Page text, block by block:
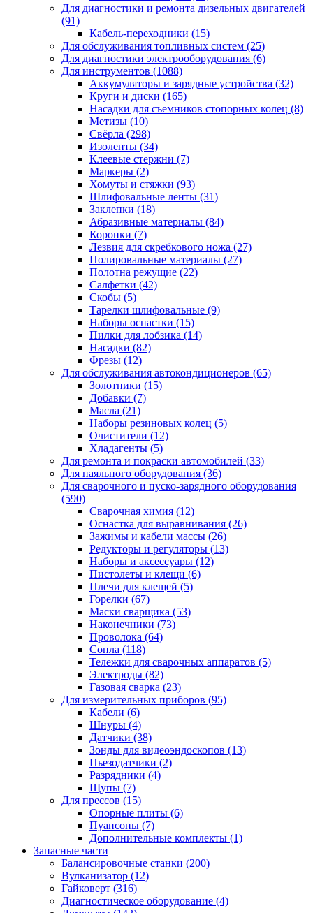
Для диагностики и ремонта дизельных двигателей
(91)
Кабель-переходники (15)
Для обслуживания топливных систем (25)
Для диагностики электрооборудования (6)
Для инструментов (1088)
Аккумуляторы и зарядные устройства (32)
Круги и диски (165)
Насадки для съемников стопорных колец (8)
Метизы (10)
Свёрла (298)
Изоленты (34)
Клеевые стержни (7)
Маркеры (2)
Хомуты и стяжки (93)
Шлифовальные ленты (31)
Заклепки (18)
Абразивные материалы (84)
Коронки (7)
Лезвия для скребкового ножа (27)
Полировальные материалы (27)
Полотна режущие (22)
Салфетки (42)
Скобы (5)
Тарелки шлифовальные (9)
Наборы оснастки (15)
Пилки для лобзика (14)
Насадки (82)
Фрезы (12)
Для обслуживания автокондиционеров (65)
Золотники (15)
Добавки (7)
Масла (21)
Наборы резиновых колец (5)
Очистители (12)
Хладагенты (5)
Для ремонта и покраски автомобилей (33)
Для паяльного оборудования (36)
Для сварочного и пуско-зарядного оборудования
(590)
Сварочная химия (12)
Оснастка для выравнивания (26)
Зажимы и кабели массы (26)
Редукторы и регуляторы (13)
Наборы и аксессуары (12)
Пистолеты и клещи (6)
Плечи для клещей (5)
Горелки (67)
Маски сварщика (53)
Наконечники (73)
Проволока (64)
Сопла (118)
Тележки для сварочных аппаратов (5)
Электроды (82)
Газовая сварка (23)
Для измерительных приборов (95)
Кабели (6)
Шнуры (4)
Датчики (38)
Зонды для видеоэндоскопов (13)
Пьезодатчики (2)
Разрядники (4)
Щупы (7)
Для прессов (15)
Опорные плиты (6)
Пуансоны (7)
Дополнительные комплекты (1)
Запасные части
Балансировочные станки (200)
Вулканизатор (12)
Гайковерт (316)
Диагностическое оборудование (4)